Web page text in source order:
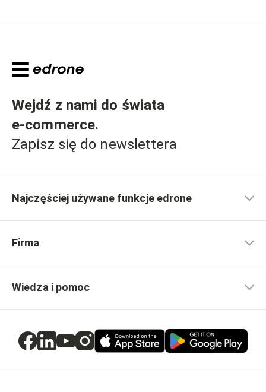
Wejdź z nami do świata
e-commerce.
Zapisz się do newslettera
Najczęściej używane funkcje edrone
Firma
Wiedza i pomoc